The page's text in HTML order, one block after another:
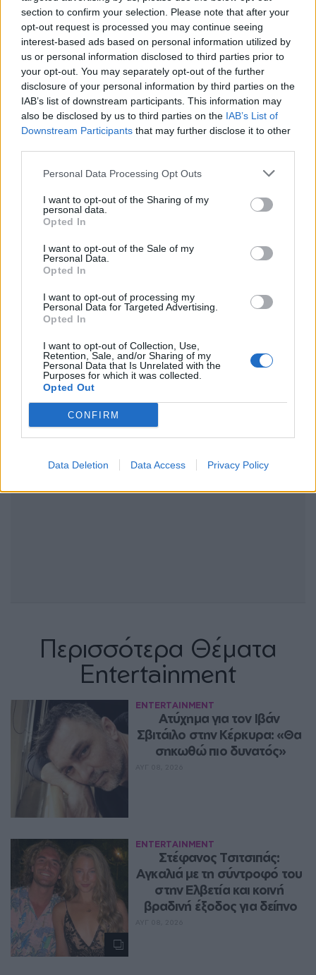
section to confirm your selection. Please note that after your
opt-out request is processed you may continue seeing
interest-based ads based on personal information utilized by
us or personal information disclosed to third parties prior to
your opt-out. You may separately opt-out of the further
disclosure of your personal information by third parties on the
IAB’s list of downstream participants. This information may
also be disclosed by us to third parties on the IAB’s List of
Downstream Participants that may further disclose it to other
Personal Data Processing Opt Outs
I want to opt-out of the Sharing of my
personal data.
Opted In
I want to opt-out of the Sale of my
Personal Data.
Opted In
I want to opt-out of processing my
Personal Data for Targeted Advertising.
Opted In
I want to opt-out of Collection, Use,
Retention, Sale, and/or Sharing of my
Personal Data that Is Unrelated with the
Purposes for which it was collected.
Opted Out
CONFIRM
Data Deletion Data Access Privacy Policy
Ακολουθήστε το Pink.gr στοGoogle Newsκαι
μάθετε πρώτοιτα πιο hot νέα.
Ακολουθήστε το Pink.gr και στο
Instagram
ΔΙΑΦΗΜΙΣΗ
Περισσότερα Θέματα
Entertainment
ENTERTAINMENT
Ατύχημα για τον Ιβάν
Σβιτάιλο στην Κέρκυρα: «Θα
σηκωθώ πιο δυνατός»
ENTERTAINMENT
Στέφανος Τσιτσιπάς:
Αγκαλιά με τη σύντροφό του
στην Ελβετία και κοινή
βραδινή έξοδος για δείπνο